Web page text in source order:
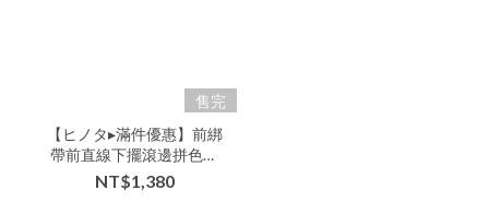
售完
【ヒノタ▸滿件優惠】前綁
帶前直線下擺滾邊拼色鬆
緊褲頭牛仔寬褲裙-xxx-
310314▶
NT$1,380